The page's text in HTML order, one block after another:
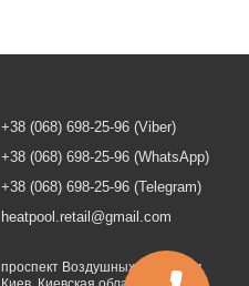
+38 (068) 698-25-96 (Viber)
+38 (068) 698-25-96 (WhatsApp)
+38 (068) 698-25-96 (Telegram)
heatpool.retail@gmail.com
проспект Воздушных Сил, 90, м.